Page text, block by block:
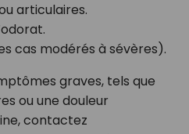
articulaires.
cas modérés à sévères).
graves, tels que
ou une douleur
contactez